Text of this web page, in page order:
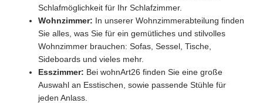
Schlafmöglichkeit für Ihr Schlafzimmer.
Wohnzimmer: In unserer Wohnzimmerabteilung finden
Sie alles, was Sie für ein gemütliches und stilvolles
Wohnzimmer brauchen: Sofas, Sessel, Tische,
Sideboards und vieles mehr.
Esszimmer: Bei wohnArt26 finden Sie eine große
Auswahl an Esstischen, sowie passende Stühle für
jeden Anlass.